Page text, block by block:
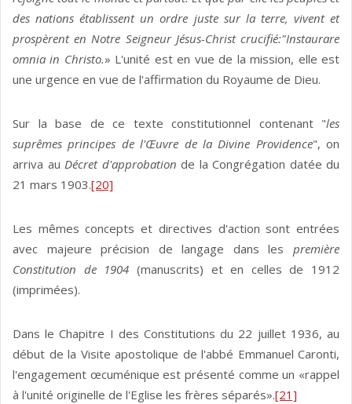
des nations établissent un ordre juste sur la terre, vivent et
prospèrent en Notre Seigneur Jésus-Christ crucifié:"Instaurare
omnia in Christo.» L'unité est en vue de la mission, elle est
une urgence en vue de l'affirmation du Royaume de Dieu.
Sur la base de ce texte constitutionnel contenant "les
suprêmes principes de l'Œuvre de la Divine Providence", on
arriva au Décret d'approbation de la Congrégation datée du
21 mars 1903.[20]
Les mêmes concepts et directives d'action sont entrées
avec majeure précision de langage dans les première
Constitution de 1904 (manuscrits) et en celles de 1912
(imprimées).
Dans le Chapitre I des Constitutions du 22 juillet 1936, au
début de la Visite apostolique de l'abbé Emmanuel Caronti,
l'engagement œcuménique est présenté comme un «rappel
à l'unité originelle de l'Eglise les frères séparés».[21]